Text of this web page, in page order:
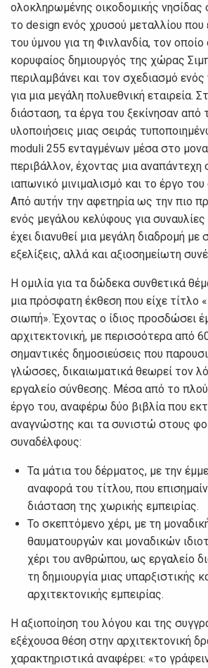
ολοκληρωμένης οικοδομικής νησίδας
το design ενός χρυσού μεταλλίου που
του ύμνου για τη Φινλανδία, τον
κορυφαίος δημιουργός της χώρας
περιλαμβάνει και τον σχεδιασμό
για μια μεγάλη πολυεθνική εταιρεία.
διάσταση, τα έργα του ξεκίνησαν από
υλοποιήσεις μιας σειράς
moduli 255 ενταγμένων μέσα στο
περιβάλλον, έχοντας μια αναπάντεχη
ιαπωνικό μινιμαλισμό και το έργο
Από αυτήν την αφετηρία ως την πιο
ενός μεγάλου κελύφους για
έχει διανυθεί μια μεγάλη διαδρομή με
εξελίξεις, αλλά και αξιοσημείωτη
Η ομιλία για τα δώδεκα συνθετικά
μια πρόσφατη έκθεση που είχε τίτλο
σιωπή». Έχοντας ο ίδιος προσδώσει
αρχιτεκτονική, με περισσότερα από
σημαντικές δημοσιεύσεις που
γλώσσες, δικαιωματικά θεωρεί τον
εργαλείο σύνθεσης. Μέσα από το
έργο του, αναφέρω δύο βιβλία που
αναγνώστης και τα συνιστώ στους
συναδέλφους:
Τα μάτια του δέρματος, με την
αναφορά του τίτλου, που
διάσταση της χωρικής εμπειρίας.
Το σκεπτόμενο χέρι, με τη
θαυματουργών και μοναδικών
χέρι του ανθρώπου, ως εργαλείο
τη δημιουργία μιας υπαρξιστικής
αρχιτεκτονικής εμπειρίας.
Η αξιοποίηση του λόγου και της
εξέχουσα θέση στην αρχιτεκτονική
χαρακτηριστικά αναφέρει: «το